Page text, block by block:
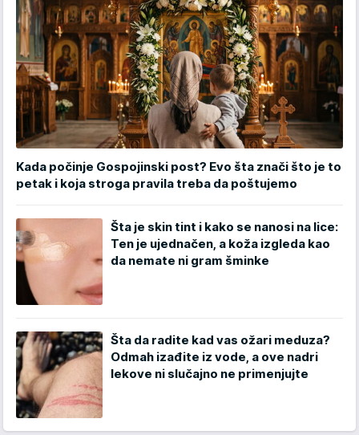
Kada počinje Gospojinski post? Evo šta znači što je to
petak i koja stroga pravila treba da poštujemo
Šta je skin tint i kako se nanosi na lice:
Ten je ujednačen, a koža izgleda kao
da nemate ni gram šminke
Šta da radite kad vas ožari meduza?
Odmah izađite iz vode, a ove nadri
lekove ni slučajno ne primenjujte